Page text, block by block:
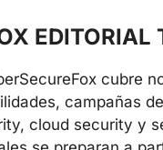
EDITORIAL
cubre
campañas
cloud security y